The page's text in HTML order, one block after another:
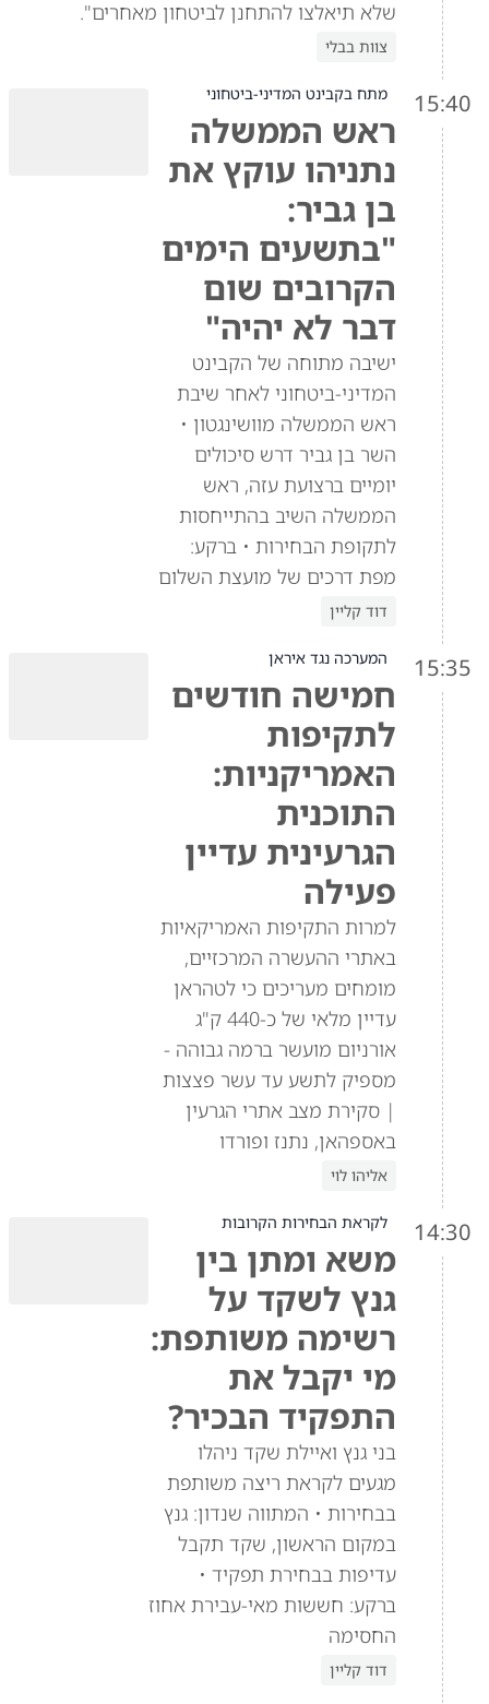
שלא תיאלצו להתחנן לביטחון מאחרים".
צוות בבלי
15:40 מתח בקבינט המדיני-ביטחוני
ראש הממשלה
נתניהו עוקץ את
בן גביר:
"בתשעים הימים
הקרובים שום
דבר לא יהיה"
ישיבה מתוחה של הקבינט
המדיני-ביטחוני לאחר שיבת
ראש הממשלה מוושינגטון •
השר בן גביר דרש סיכולים
יומיים ברצועת עזה, ראש
הממשלה השיב בהתייחסות
לתקופת הבחירות • ברקע:
מפת דרכים של מועצת השלום
דוד קליין
15:35 המערכה נגד איראן
חמישה חודשים
לתקיפות
האמריקניות:
התוכנית
הגרעינית עדיין
פעילה
למרות התקיפות האמריקאיות
באתרי ההעשרה המרכזיים,
מומחים מעריכים כי לטהראן
עדיין מלאי של כ-440 ק"ג
אורניום מועשר ברמה גבוהה -
מספיק לתשע עד עשר פצצות
| סקירת מצב אתרי הגרעין
באספהאן, נתנז ופורדו
אליהו לוי
14:30 לקראת הבחירות הקרובות
משא ומתן בין
גנץ לשקד על
רשימה משותפת:
מי יקבל את
התפקיד הבכיר?
בני גנץ ואיילת שקד ניהלו
מגעים לקראת ריצה משותפת
בבחירות • המתווה שנדון: גנץ
במקום הראשון, שקד תקבל
עדיפות בבחירת תפקיד •
ברקע: חששות מאי-עבירת אחוז
החסימה
דוד קליין